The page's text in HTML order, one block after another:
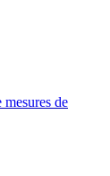
de